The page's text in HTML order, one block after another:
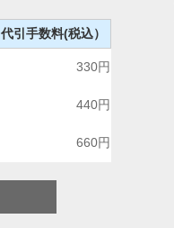
代引手数料(税込）
330円
440円
660円